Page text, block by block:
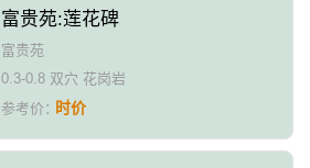
富贵苑:莲花碑
富贵苑
0.3-0.8 双穴 花岗岩
参考价：时价